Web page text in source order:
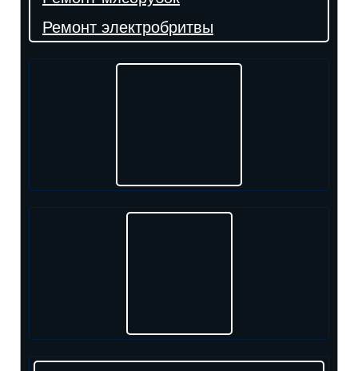
Ремонт электробритвы